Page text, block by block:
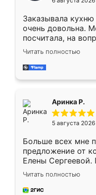
мебели буду
Заказывала кухню
очень довольна.
посчитала, на
Замерщик
делу со всей
за день, ребята
Читать полностью
Аринка Р.
5 августа 2026
Больше всех мне
предложение от
Елены
короткие сроки
для замера
предложил по
Читать полностью